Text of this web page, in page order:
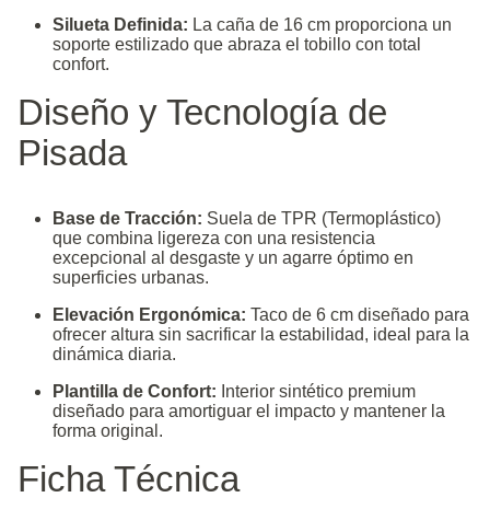
Silueta Definida: La caña de 16 cm proporciona un
soporte estilizado que abraza el tobillo con total
confort.
Diseño y Tecnología de
Pisada
Base de Tracción: Suela de TPR (Termoplástico)
que combina ligereza con una resistencia
excepcional al desgaste y un agarre óptimo en
superficies urbanas.
Elevación Ergonómica: Taco de 6 cm diseñado para
ofrecer altura sin sacrificar la estabilidad, ideal para la
dinámica diaria.
Plantilla de Confort: Interior sintético premium
diseñado para amortiguar el impacto y mantener la
forma original.
Ficha Técnica